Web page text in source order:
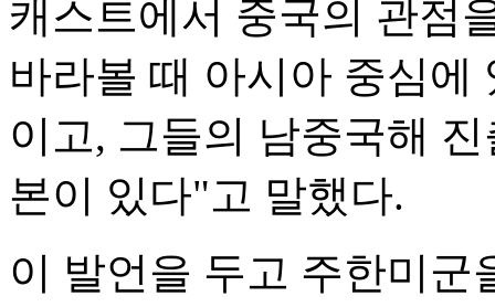
캐스트에서 중국의 관점
바라볼 때 아시아 중심에
이고, 그들의 남중국해
본이 있다"고 말했다.
이 발언을 두고 주한미군